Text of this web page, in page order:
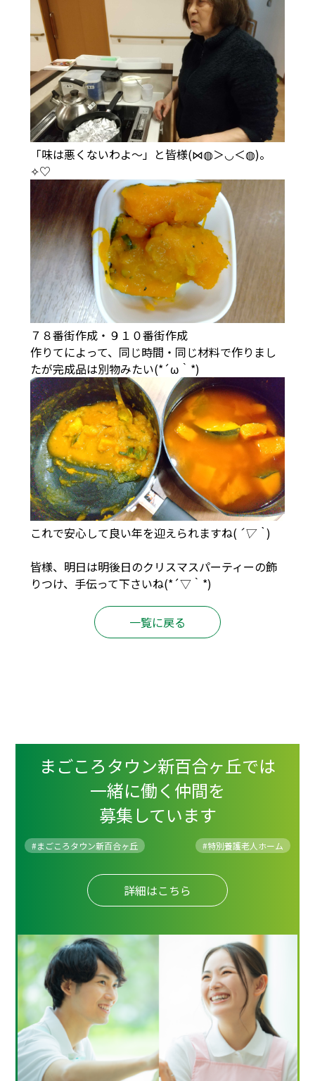
「味は悪くないわよ～」と皆様(⋈◍＞◡＜◍)。
✧♡
７８番街作成・９１０番街作成
作りてによって、同じ時間・同じ材料で作りまし
たが完成品は別物みたい(*´ω｀*)
これで安心して良い年を迎えられますね( ´▽｀)
皆様、明日は明後日のクリスマスパーティーの飾
りつけ、手伝って下さいね(*´▽｀*)
一覧に戻る
まごころタウン新百合ヶ丘では
一緒に働く仲間を
募集しています
#まごころタウン新百合ヶ丘 #特別養護老人ホーム
詳細はこちら